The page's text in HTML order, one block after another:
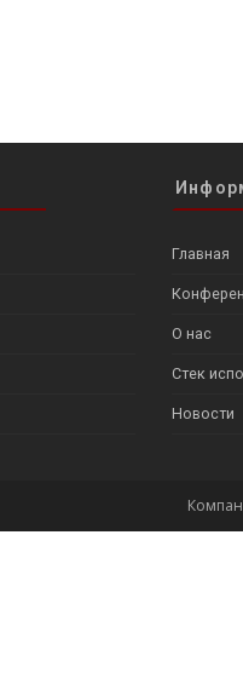
Главная
О нас
Стек
Новости